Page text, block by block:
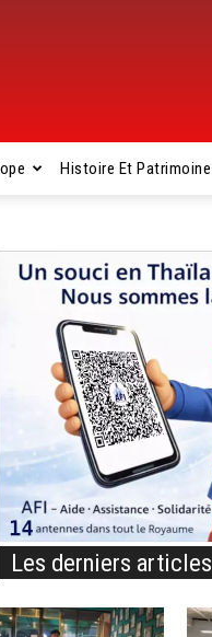
Histoire Et Patrimoine
Les derniers articles